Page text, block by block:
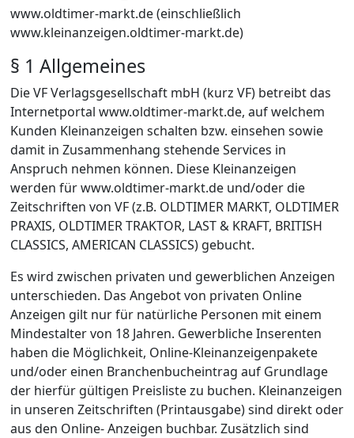
www.oldtimer-markt.de (einschließlich
www.kleinanzeigen.oldtimer-markt.de)
§ 1 Allgemeines
Die VF Verlagsgesellschaft mbH (kurz VF) betreibt das
Internetportal www.oldtimer-markt.de, auf welchem
Kunden Kleinanzeigen schalten bzw. einsehen sowie
damit in Zusammenhang stehende Services in
Anspruch nehmen können. Diese Kleinanzeigen
werden für www.oldtimer-markt.de und/oder die
Zeitschriften von VF (z.B. OLDTIMER MARKT, OLDTIMER
PRAXIS, OLDTIMER TRAKTOR, LAST & KRAFT, BRITISH
CLASSICS, AMERICAN CLASSICS) gebucht.
Es wird zwischen privaten und gewerblichen Anzeigen
unterschieden. Das Angebot von privaten Online
Anzeigen gilt nur für natürliche Personen mit einem
Mindestalter von 18 Jahren. Gewerbliche Inserenten
haben die Möglichkeit, Online-Kleinanzeigenpakete
und/oder einen Branchenbucheintrag auf Grundlage
der hierfür gültigen Preisliste zu buchen. Kleinanzeigen
in unseren Zeitschriften (Printausgabe) sind direkt oder
aus den Online- Anzeigen buchbar. Zusätzlich sind